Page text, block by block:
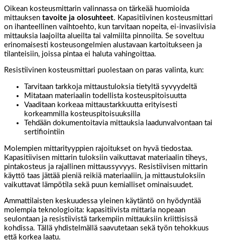
Oikean kosteusmittarin valinnassa on tärkeää huomioida
mittauksen tavoite ja olosuhteet. Kapasitiivinen kosteusmittari
on ihanteellinen vaihtoehto, kun tarvitaan nopeita, ei-invasiivisia
mittauksia laajoilta alueilta tai valmiilta pinnoilta. Se soveltuu
erinomaisesti kosteusongelmien alustavaan kartoitukseen ja
tilanteisiin, joissa pintaa ei haluta vahingoittaa.
Resistiivinen kosteusmittari puolestaan on paras valinta, kun:
Tarvitaan tarkkoja mittaustuloksia tietyltä syvyydeltä
Mitataan materiaalin todellista kosteuspitoisuutta
Vaaditaan korkeaa mittaustarkkuutta erityisesti
korkeammilla kosteuspitoisuuksilla
Tehdään dokumentoitavia mittauksia laadunvalvontaan tai
sertifiointiin
Molempien mittarityyppien rajoitukset on hyvä tiedostaa.
Kapasitiivisen mittarin tuloksiin vaikuttavat materiaalin tiheys,
pintakosteus ja rajallinen mittaussyvyys. Resistiivisen mittarin
käyttö taas jättää pieniä reikiä materiaaliin, ja mittaustuloksiin
vaikuttavat lämpötila sekä puun kemialliset ominaisuudet.
Ammattilaisten keskuudessa yleinen käytäntö on hyödyntää
molempia teknologioita: kapasitiivista mittaria nopeaan
seulontaan ja resistiivistä tarkempiin mittauksiin kriittisissä
kohdissa. Tällä yhdistelmällä saavutetaan sekä työn tehokkuus
että korkea laatu.